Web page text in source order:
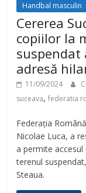
Handbal masculin
Cererea
copiilor la
suspendat
adresă
11/09/2024
suceava,federatia
Federația
Nicolae Luca, a
a permite
terenul
Steaua.